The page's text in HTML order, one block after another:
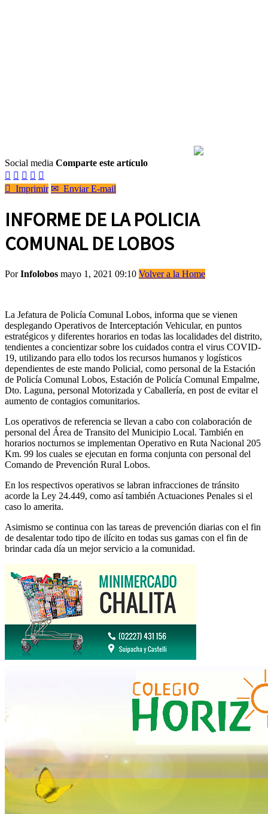
Social media Comparte este artículo
    
 Imprimir ✉ Enviar E-mail
INFORME DE LA POLICIA
COMUNAL DE LOBOS
PorInfolobos mayo 1, 2021 09:10 Volver a la Home
La Jefatura de Policía Comunal Lobos, informa que se vienen
desplegando Operativos de Interceptación Vehicular, en puntos
estratégicos y diferentes horarios en todas las localidades del distrito,
tendientes a concientizar sobre los cuidados contra el virus COVID-
19, utilizando para ello todos los recursos humanos y logísticos
dependientes de este mando Policial, como personal de la Estación
de Policía Comunal Lobos, Estación de Policía Comunal Empalme,
Dto. Laguna, personal Motorizada y Caballería, en post de evitar el
aumento de contagios comunitarios.
Los operativos de referencia se llevan a cabo con colaboración de
personal del Área de Transito del Municipio Local. También en
horarios nocturnos se implementan Operativo en Ruta Nacional 205
Km. 99 los cuales se ejecutan en forma conjunta con personal del
Comando de Prevención Rural Lobos.
En los respectivos operativos se labran infracciones de tránsito
acorde la Ley 24.449, como así también Actuaciones Penales si el
caso lo amerita.
Asimismo se continua con las tareas de prevención diarias con el fin
de desalentar todo tipo de ilícito en todas sus gamas con el fin de
brindar cada día un mejor servicio a la comunidad.